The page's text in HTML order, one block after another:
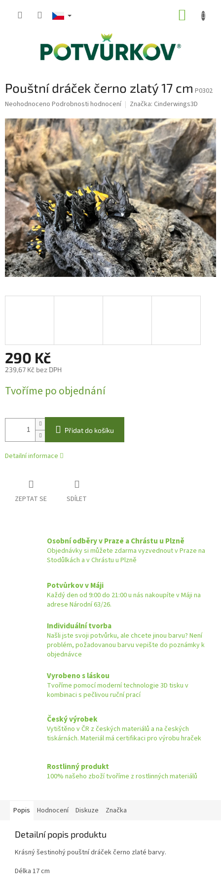
Pouštní dráček černo zlatý 17 cm P0302
Průměrné
produktu
je
0,0
z
5
hvězdiček.
Neohodnoceno Podrobnosti hodnocení Značka: Cinderwings3D
290 Kč
239,67 Kč bez DPH
cena:
Tvoříme po objednání
Přidat do košíku
Detailní informace
ZEPTAT SE SDÍLET
Osobní odběry v Praze a Chrástu u Plzně
Objednávky si můžete zdarma vyzvednout v Praze na
Stodůlkách a v Chrástu u Plzně
Potvůrkov v Máji
Každý den od 9:00 do 21:00 u nás nakoupíte v Máji na
adrese Národní 63/26.
Individuální tvorba
Našli jste svoji potvůrku, ale chcete jinou barvu? Není
problém, požadovanou barvu vepište do poznámky k
objednávce
Vyrobeno s láskou
Tvoříme pomocí moderní technologie 3D tisku v
kombinaci s pečlivou ruční prací
Český výrobek
Vytištěno v ČR z českých materiálů a na českých
tiskárnách. Materiál má certifikaci pro výrobu hraček
Rostlinný produkt
100% našeho zboží tvoříme z rostlinných materiálů
Popis Hodnocení Diskuze Značka
Detailní popis produktu
Krásný šestinohý pouštní dráček černo zlaté barvy.
Délka 17 cm